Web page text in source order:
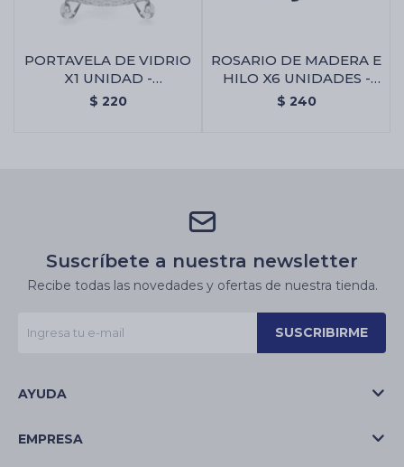
PORTAVELA DE VIDRIO
X1 UNIDAD -
Gp126/20x15cm
$ 220
ROSARIO DE MADERA E
HILO X6 UNIDADES -
GP142 - Rosario De
$ 240
Suscríbete a nuestra newsletter
Recibe todas las novedades y ofertas de nuestra tienda.
SUSCRIBIRME
AYUDA
EMPRESA